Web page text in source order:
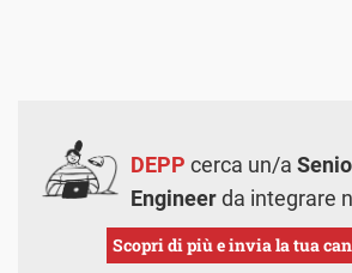
DEPP cerca un/a
Engineerda integrare
Scopri di più e invia la tua